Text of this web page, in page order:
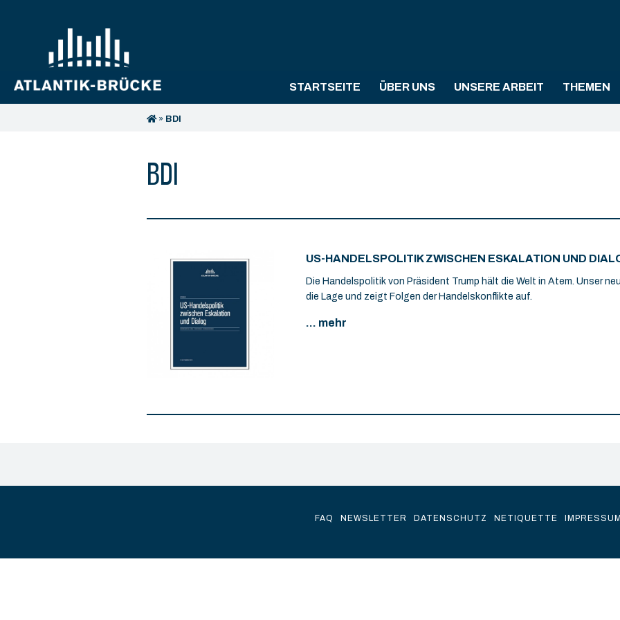
STARTSEITE ÜBER UNS UNSERE ARBEIT THEMEN
» BDI
BDI
US-HANDELSPOLITIK ZWISCHEN ESKALATION UND
Die Handelspolitik von Präsident Trump hält die Welt in Atem. Unser
die Lage und zeigt Folgen der Handelskonflikte auf.
... mehr
FAQ NEWSLETTER DATENSCHUTZ NETIQUETTE